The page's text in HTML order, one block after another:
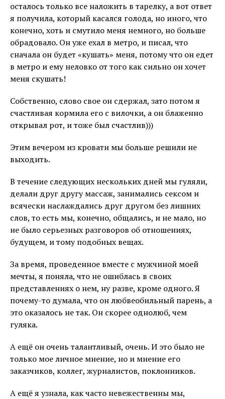
осталось только все наложить в тарелку, а вот ответ
я получила, который касался голода, но иного, что
конечно, хоть и смутило меня немного, но больше
обрадовало. Он уже ехал в метро, и писал, что
сначала он будет «кушать» меня, потому что он едет
в метро и ему неловко от того как сильно он хочет
меня скушать!
Собственно, слово свое он сдержал, зато потом я
счастливая кормила его с вилочки, а он блаженно
открывал рот, и тоже был счастлив)))
Этим вечером из кровати мы больше решили не
выходить.
В течение следующих нескольких дней мы гуляли,
делали друг другу массаж, занимались сексом и
всячески наслаждались друг другом без лишних
слов, то есть мы, конечно, общались, и не мало, но
не было серьезных разговоров об отношениях,
будущем, и тому подобных вещах.
За время, проведенное вместе с мужчиной моей
мечты, я поняла, что не ошиблась в своих
представлениях о нем, ну разве, кроме одного. Я
почему-то думала, что он любвеобильный парень, а
это оказалось не так. Он скорее однолюб, чем
гуляка.
А ещё он очень талантливый, очень. И это было не
только мое личное мнение, но и мнение его
заказчиков, коллег, журналистов, поклонников.
А ещё я узнала, как часто невежественны мы,